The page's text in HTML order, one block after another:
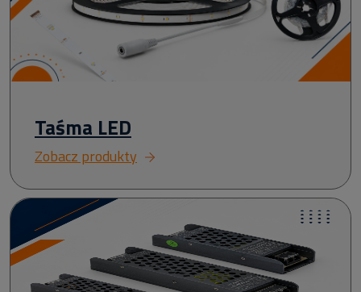
Taśma LED
Zobacz produkty